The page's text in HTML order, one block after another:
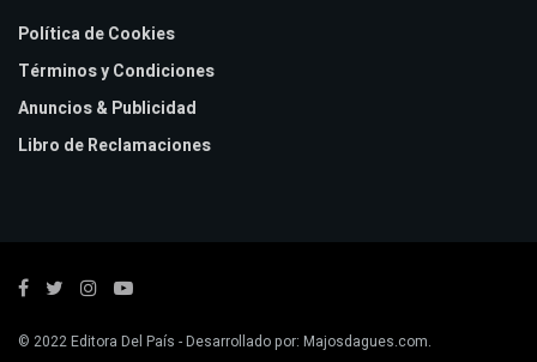
Política de Cookies
Términos y Condiciones
Anuncios & Publicidad
Libro de Reclamaciones
© 2022Editora Del País - Desarrollado por: Majosdagues.com.